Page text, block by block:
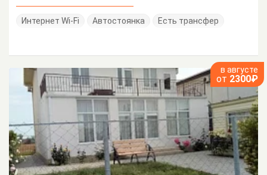
Интернет Wi-Fi Автостоянка Есть трансфер
в августе
от 2300₽